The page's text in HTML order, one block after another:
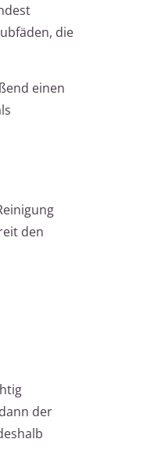
die
einen
den
der